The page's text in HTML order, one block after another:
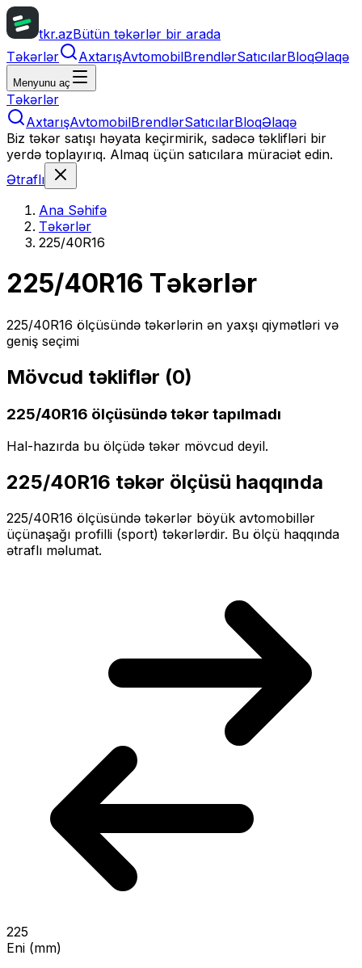
tkr.azBütün təkərlər bir arada
Təkərlər
AxtarışAvtomobilBrendlərSatıcılarBloqƏlaqə
Menyunu aç
Təkərlər
AxtarışAvtomobilBrendlərSatıcılarBloqƏlaqə
Biz təkər satışı həyata keçirmirik, sadəcə təklifləri bir
yerdə toplayırıq. Almaq üçün satıcılara müraciət edin.
Ətraflı
Ana Səhifə
Təkərlər
225/40R16
225/40R16 Təkərlər
225/40R16 ölçüsündə təkərlərin ən yaxşı qiymətləri və
geniş seçimi
Mövcud təkliflər (0)
225/40R16 ölçüsündə təkər tapılmadı
Hal-hazırda bu ölçüdə təkər mövcud deyil.
225/40R16 təkər ölçüsü haqqında
225/40R16 ölçüsündə təkərlər böyük avtomobillər
üçünaşağı profilli (sport) təkərlərdir. Bu ölçü haqqında
ətraflı məlumat.
225
Eni (mm)